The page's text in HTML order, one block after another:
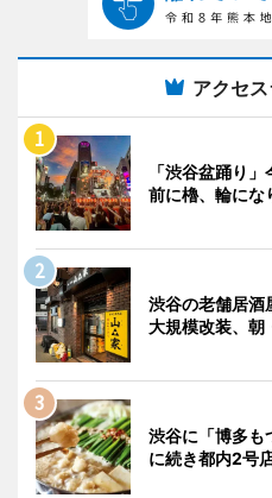
アクセ
「渋谷盆踊り
前に櫓、輪にな
渋谷の老舗居
大規模改装、朝
渋谷に「博多
に続き都内2号